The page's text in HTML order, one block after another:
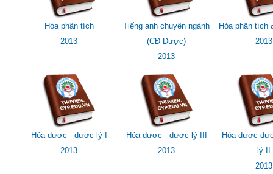
Hóa phân tích
2013
Tiếng anh chuyên ngành
(CĐ Dược)
2013
Hóa phân tích
2013
Hóa dược - dược lý I
2013
Hóa dược - dược lý III
2013
Hóa dược
lý II
2013